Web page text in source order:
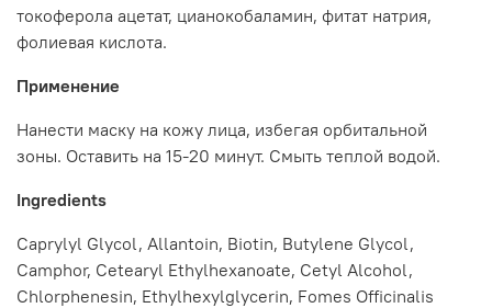
токоферола ацетат, цианокобаламин, фитат натрия,
фолиевая кислота.
Применение
Нанести маску на кожу лица, избегая орбитальной
зоны. Оставить на 15-20 минут. Смыть теплой водой.
Ingredients
Caprylyl Glycol, Allantoin, Biotin, Butylene Glycol,
Camphor, Cetearyl Ethylhexanoate, Cetyl Alcohol,
Chlorphenesin, Ethylhexylglycerin, Fomes Officinalis